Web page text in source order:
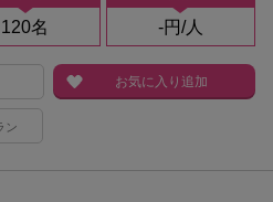
120名 -円/人
ン
お気に入り追加